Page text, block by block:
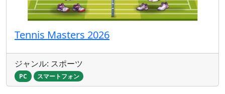
Tennis Masters 2026
ジャンル: スポーツ
PC スマートフォン